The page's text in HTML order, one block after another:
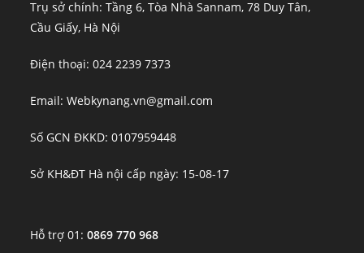
Trụ sở chính: Tầng 6, Tòa Nhà Sannam, 78 Duy Tân,
Cầu Giấy, Hà Nội
Điện thoại: 024 2239 7373
Email: Webkynang.vn@gmail.com
Số GCN ĐKKD: 0107959448
Sở KH&ĐT Hà nội cấp ngày: 15-08-17
Hỗ trợ 01:0869 770 968